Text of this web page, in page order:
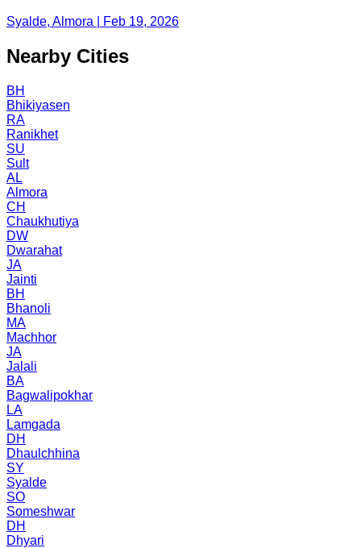
Syalde, Almora | Feb 19, 2026
Nearby Cities
BH
Bhikiyasen
RA
Ranikhet
SU
Sult
AL
Almora
CH
Chaukhutiya
DW
Dwarahat
JA
Jainti
BH
Bhanoli
MA
Machhor
JA
Jalali
BA
Bagwalipokhar
LA
Lamgada
DH
Dhaulchhina
SY
Syalde
SO
Someshwar
DH
Dhyari